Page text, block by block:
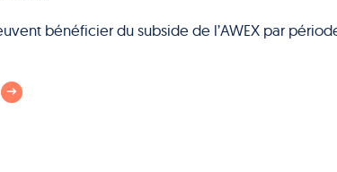
bénéficier du subside de l’AWEX par